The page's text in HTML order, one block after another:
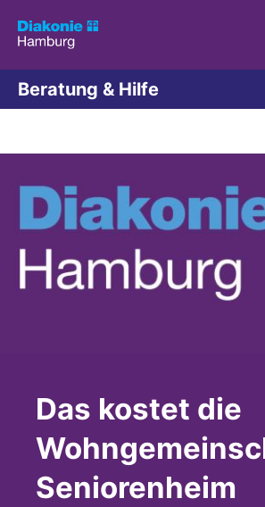
Beratung & Hilfe
Das kostet die
Seniorenheim